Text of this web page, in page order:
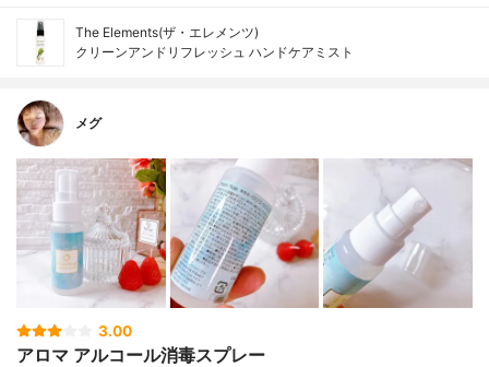
The Elements(ザ・エレメンツ)
クリーンアンドリフレッシュ ハンドケアミスト
メグ
3.00
アロマ アルコール消毒スプレー